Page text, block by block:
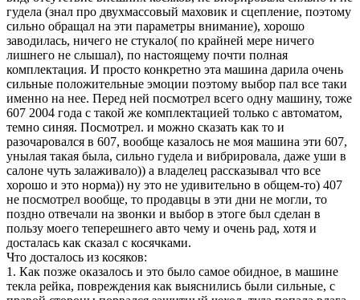
гудела (знал про двухмассовый маховик и сцепление, поэтому
сильно обращал на эти параметры внимание), хорошо
заводилась, ничего не стукало( по крайней мере ничего
лишнего не слышал), по настоящему почти полная
комплектация. И просто конкретно эта машина дарила очень
сильные положительные эмоции поэтому выбор пал все таки
именно на нее. Перед ней посмотрел всего одну машину, тоже
607 2004 года с такой же комплектацией только с автоматом,
темно синяя. Посмотрел. и можно сказать как то и
разочаровался в 607, вообще казалось не моя машина эти 607,
унылая такая была, сильно гудела и вибрировала, даже уши в
салоне чуть залаживало)) а владелец рассказывал что все
хорошо и это норма)) ну это не удивительно в общем-то) 407
не посмотрел вообще, то продавцы в эти дни не могли, то
поздно отвечали на звонки и выбор в этоге был сделан в
пользу моего теперешнего авто чему и очень рад, хотя и
досталась как сказал с косячками.
Что досталось из косяков:
1. Как позже оказалось и это было самое обидное, в машине
текла рейка, повреждения как выяснились были сильные, с